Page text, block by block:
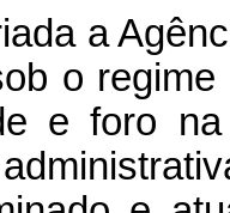
a
o
e foro